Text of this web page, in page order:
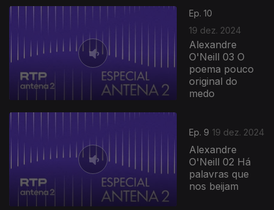
Ep. 10
19 dez. 2024
Alexandre
O'Neill 03 O
poema pouco
original do
medo
Ep. 9 19 dez. 2024
Alexandre
O'Neill 02 Há
palavras que
nos beijam